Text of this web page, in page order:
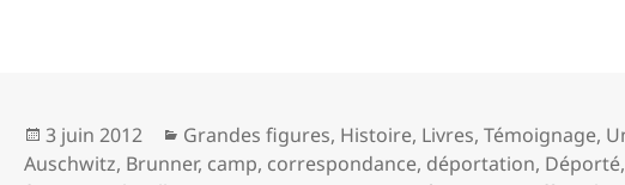
Publié
le
3 juin 2012 Catégories
Grandes figures, Histoire, Livres,Témoignage,
Auschwitz, Brunner, camp, correspondance, déportation, Déporté,